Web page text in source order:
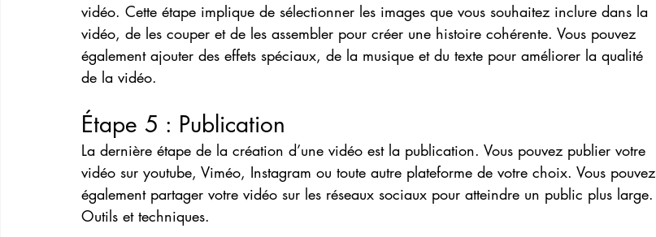
vidéo. Cette étape implique de sélectionner les images que vous souhaitez inclure dans la
vidéo, de les couper et de les assembler pour créer une histoire cohérente. Vous pouvez
également ajouter des effets spéciaux, de la musique et du texte pour améliorer la qualité
de la vidéo.
Étape 5 : Publication
La dernière étape de la création d’une vidéo est la publication. Vous pouvez publier votre
vidéo sur youtube, Viméo, Instagram ou toute autre plateforme de votre choix. Vous pouvez
également partager votre vidéo sur les réseaux sociaux pour atteindre un public plus large.
Outils et techniques.